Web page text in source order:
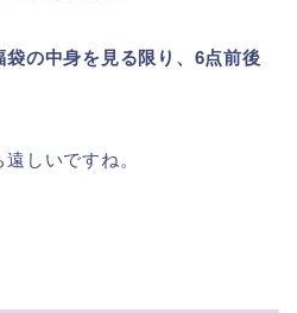
の中身を見る限り、6点前後
しいですね。